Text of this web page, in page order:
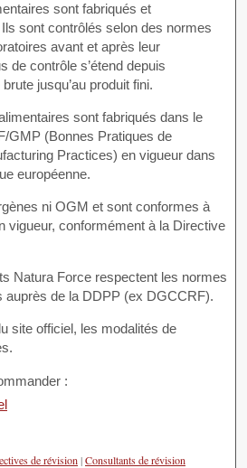
sont fabriqués et
sont contrôlés selon des normes
avant et après leur
de contrôle s’étend depuis
jusqu’au produit fini.
sont fabriqués dans le
GMP (Bonnes Pratiques de
Practices) en vigueur dans
européenne.
ni OGM et sont conformes à
vigueur, conformément à la Directive
Natura Force respectent les normes
auprès de la DDPP (ex DGCCRF).
site officiel, les modalités de
:
de révision|Consultants de révision